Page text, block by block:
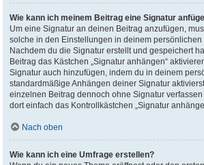
Wie kann ich meinem Beitrag eine Signatur
Um eine Signatur an deinen Beitrag anzufügen,
solche in den Einstellungen in deinem
Nachdem du die Signatur erstellt und gespeichert
Beitrag das Kästchen „Signatur anhängen“
Signatur auch hinzufügen, indem du in deinem
standardmäßige Anhängen deiner Signatur
einzelnen Beitrag dennoch ohne Signatur
dort einfach das Kontrollkästchen „Signatur
Nach oben
Wie kann ich eine Umfrage erstellen?